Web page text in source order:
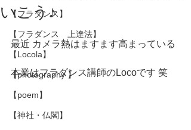
【フラダンス】
【フラダンス 上達法】
【Locola】
【photography 】
【poem】
【神社・仏閣】
いこう♪
最近 カメラ熱はますます高まっている
本業はフラダンス講師のLocoです 笑